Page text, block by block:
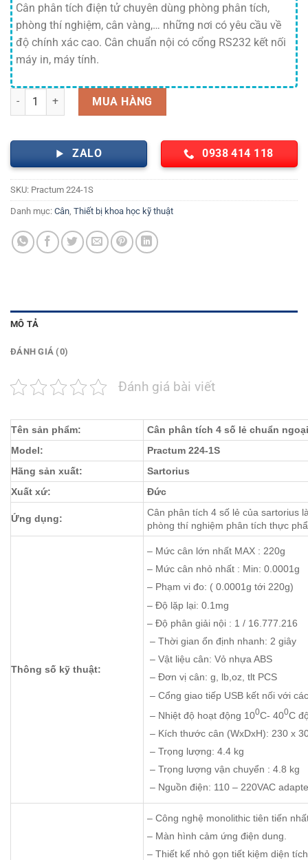
Cân phân tích điện tử chuyên dùng phòng phân tích,
phòng thí nghiệm, cân vàng,… những nơi có yêu cầu về
độ chính xác cao. Cân chuẩn nội có cổng RS232 kết nối
máy in, máy tính.
Cân phân tích 4 số lẻ ( 220g x 0.0001g) Practum 224-1S, Sartorius
MUA HÀNG
ZALO 0938 414 118
SKU: Practum 224-1S
Danh mục: Cân Thiết bị khoa học kỹ thuật
MÔ TẢ
ĐÁNH GIÁ (0)
Đánh giá bài viết
Tên sản phẩm:
Cân phân tích 4 số lẻ chuẩn
Model:
Practum 224-1S
Hãng sản xuất:
Sartorius
Xuất xứ:
Đức
Ứng dụng:
Cân phân tích 4 số lẻ của sartorius
phòng thí nghiệm phân tích thực
Thông số kỹ thuật:
– Mức cân lớn nhất MAX : 220g
– Mức cân nhỏ nhất : Min: 0.0001g
– Phạm vi đo: ( 0.0001g tới 220g)
– Độ lặp lại: 0.1mg
– Độ phân giải nội : 1 / 16.777.216
– Thời gian ổn định nhanh: 2 giây
– Vật liệu cân: Vỏ nhựa ABS
– Đơn vị cân: g, lb,oz, tlt PCS
– Cổng giao tiếp USB kết nối với
– Nhiệt độ hoạt động 100C- 400C
– Kích thước cân (WxDxH): 230 x
– Trọng lượng: 4.4 kg
– Trọng lượng vận chuyển : 4.8 kg
– Nguồn điện: 110 – 220VAC
– Công nghệ monolithic tiên tiến
– Màn hình cảm ứng điện dung.
– Thiết kế nhỏ gọn tiết kiệm diện